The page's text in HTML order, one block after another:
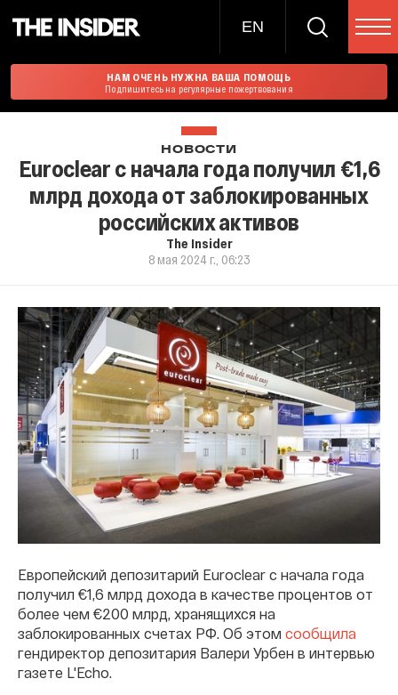
EN
НАМ ОЧЕНЬ НУЖНА ВАША ПОМОЩЬ
Подпишитесь на регулярные пожертвования
НОВОСТИ
Euroclear с начала года получил €1,6
млрд дохода от заблокированных
российских активов
The Insider
8 мая 2024 г., 06:23
Европейский депозитарий Euroclear с начала года
получил €1,6 млрд дохода в качестве процентов от
более чем €200 млрд, хранящихся на
заблокированных счетах РФ. Об этом сообщила
гендиректор депозитария Валери Урбен в интервью
газете L'Echo.